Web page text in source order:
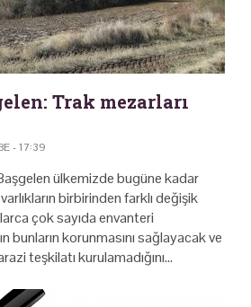
Trak mezarları
- 17:39
ülkemizde bugüne kadar
birbirinden farklı değişik
çok sayıda envanteri
bunların korunmasını sağlayacak ve
teşkilatı kurulamadığını…